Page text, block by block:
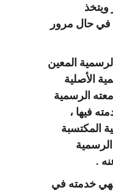
في حال مرور
المعين
الأصلية
الرسمية
فيها ،
المكتسبة
.
خدمته في